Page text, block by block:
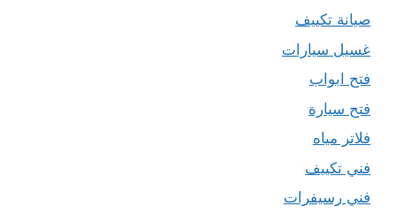
صيانة تكييف
غسيل سيارات
فتح ابواب
فتح سيارة
فلاتر مياه
فني تكييف
فني رسيفرات